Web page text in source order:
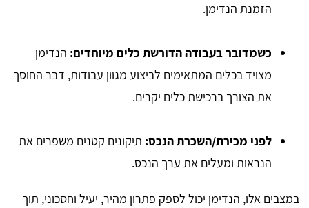
הזמנת הנדימן.
כשמדובר בעבודה הדורשת כלים מיוחדים: הנדימן
מצויד בכלים המתאימים לביצוע מגוון עבודות, דבר החוסך
את הצורך ברכישת כלים יקרים.
לפני מכירת/השכרת הנכס: תיקונים קטנים משפרים את
הנראות ומעלים את ערך הנכס.
במצבים אלו, הנדימן יכול לספק פתרון מהיר, יעיל וחסכוני, תוך